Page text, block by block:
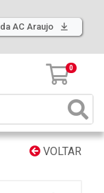
AC Araujo
0
VOLTAR